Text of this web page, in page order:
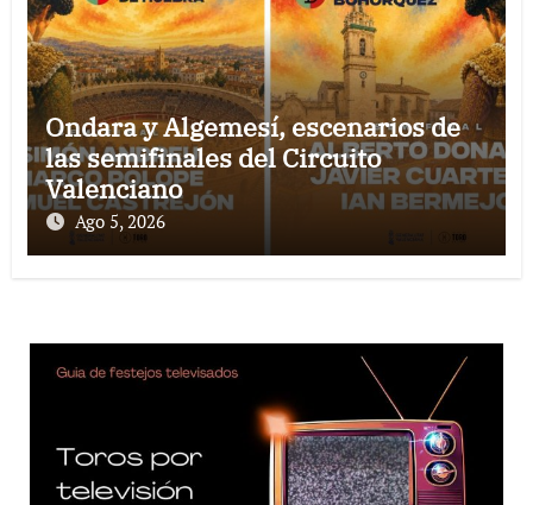
Ondara y Algemesí, escenarios de
las semifinales del Circuito
Valenciano
Ago 5, 2026